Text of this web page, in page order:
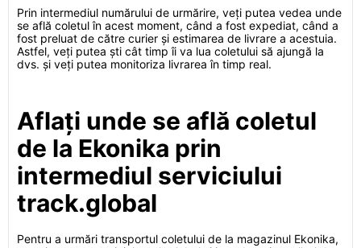
Prin intermediul numărului de urmărire, veți putea vedea unde
se află coletul în acest moment, când a fost expediat, când a
fost preluat de către curier și estimarea de livrare a acestuia.
Astfel, veți putea ști cât timp îi va lua coletului să ajungă la
dvs. și veți putea monitoriza livrarea în timp real.
Aflați unde se află coletul
de la Ekonika prin
intermediul serviciului
track.global
Pentru a urmări transportul coletului de la magazinul Ekonika,